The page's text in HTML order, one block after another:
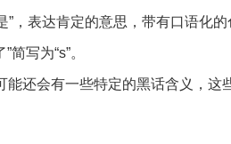
”，表达肯定的意思，带有口语化
写为“s”。
能还会有一些特定的黑话含义，